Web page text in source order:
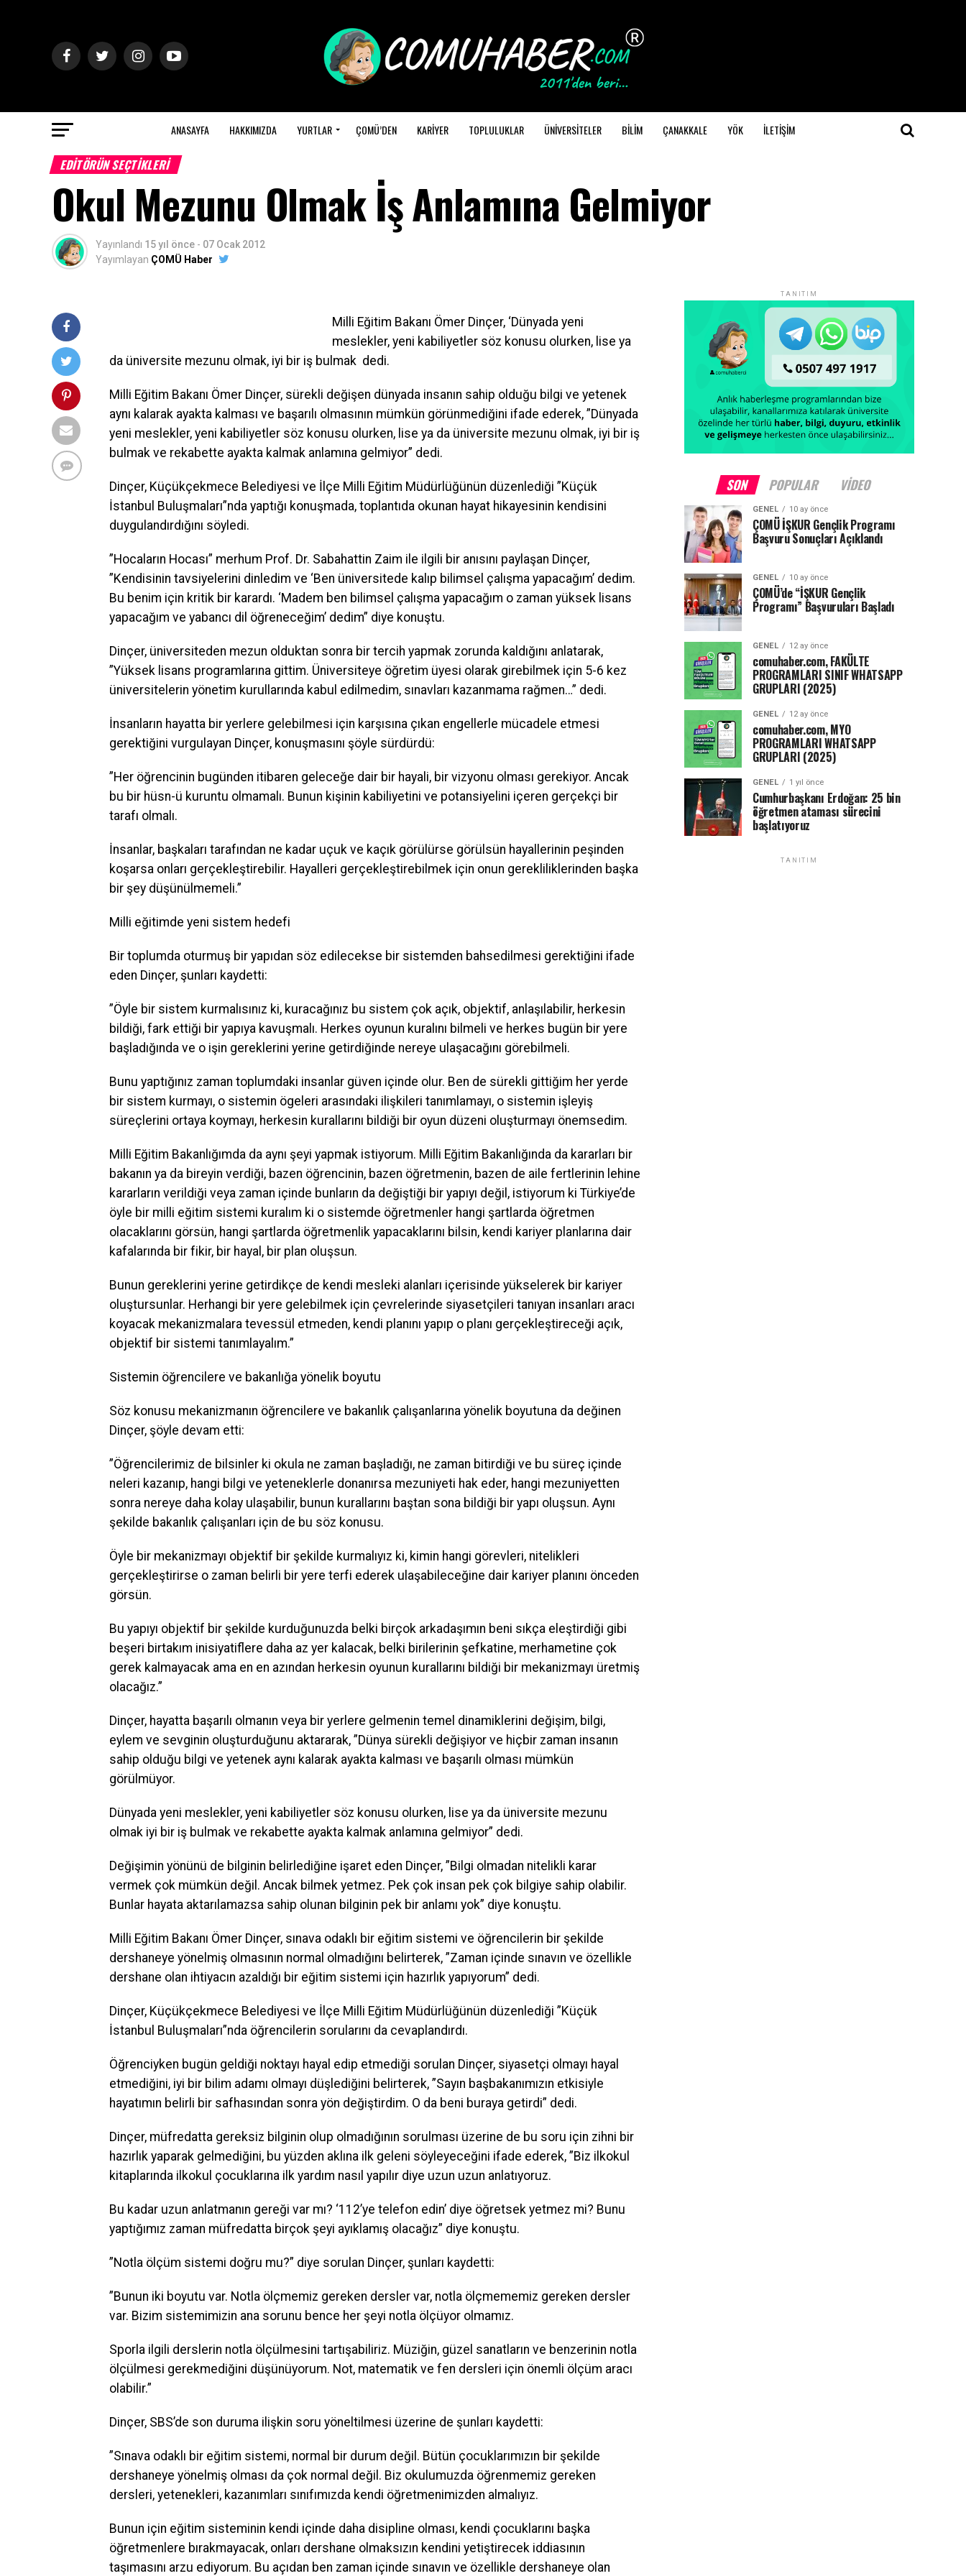
ANASAYFA HAKKIMIZDA YURTLAR ÇOMÜ’DEN KARİYER TOPLULUKLAR ÜNİVERSİTELER BİLİM ÇANAKKALE YÖK İLETİŞİM
EDITÖRÜN SEÇTIKLERI
Okul Mezunu Olmak İş Anlamına Gelmiyor
Yayınlandı 15 yıl önce - 07 Ocak 2012
Yayımlayan ÇOMÜ Haber
Milli Eğitim Bakanı Ömer Dinçer, ‘Dünyada yeni
meslekler, yeni kabiliyetler söz konusu olurken, lise ya
da üniversite mezunu olmak, iyi bir iş bulmak dedi.
Milli Eğitim Bakanı Ömer Dinçer, sürekli değişen dünyada insanın sahip olduğu bilgi ve yetenek
aynı kalarak ayakta kalması ve başarılı olmasının mümkün görünmediğini ifade ederek, ”Dünyada
yeni meslekler, yeni kabiliyetler söz konusu olurken, lise ya da üniversite mezunu olmak, iyi bir iş
bulmak ve rekabette ayakta kalmak anlamına gelmiyor” dedi.
Dinçer, Küçükçekmece Belediyesi ve İlçe Milli Eğitim Müdürlüğünün düzenlediği ”Küçük
İstanbul Buluşmaları”nda yaptığı konuşmada, toplantıda okunan hayat hikayesinin kendisini
duygulandırdığını söyledi.
”Hocaların Hocası” merhum Prof. Dr. Sabahattin Zaim ile ilgili bir anısını paylaşan Dinçer,
”Kendisinin tavsiyelerini dinledim ve ‘Ben üniversitede kalıp bilimsel çalışma yapacağım’ dedim.
Bu benim için kritik bir karardı. ‘Madem ben bilimsel çalışma yapacağım o zaman yüksek lisans
yapacağım ve yabancı dil öğreneceğim’ dedim” diye konuştu.
Dinçer, üniversiteden mezun olduktan sonra bir tercih yapmak zorunda kaldığını anlatarak,
”Yüksek lisans programlarına gittim. Üniversiteye öğretim üyesi olarak girebilmek için 5-6 kez
üniversitelerin yönetim kurullarında kabul edilmedim, sınavları kazanmama rağmen…” dedi.
İnsanların hayatta bir yerlere gelebilmesi için karşısına çıkan engellerle mücadele etmesi
gerektiğini vurgulayan Dinçer, konuşmasını şöyle sürdürdü:
”Her öğrencinin bugünden itibaren geleceğe dair bir hayali, bir vizyonu olması gerekiyor. Ancak
bu bir hüsn-ü kuruntu olmamalı. Bunun kişinin kabiliyetini ve potansiyelini içeren gerçekçi bir
tarafı olmalı.
İnsanlar, başkaları tarafından ne kadar uçuk ve kaçık görülürse görülsün hayallerinin peşinden
koşarsa onları gerçekleştirebilir. Hayalleri gerçekleştirebilmek için onun gerekliliklerinden başka
bir şey düşünülmemeli.”
Milli eğitimde yeni sistem hedefi
Bir toplumda oturmuş bir yapıdan söz edilecekse bir sistemden bahsedilmesi gerektiğini ifade
eden Dinçer, şunları kaydetti:
”Öyle bir sistem kurmalısınız ki, kuracağınız bu sistem çok açık, objektif, anlaşılabilir, herkesin
bildiği, fark ettiği bir yapıya kavuşmalı. Herkes oyunun kuralını bilmeli ve herkes bugün bir yere
başladığında ve o işin gereklerini yerine getirdiğinde nereye ulaşacağını görebilmeli.
Bunu yaptığınız zaman toplumdaki insanlar güven içinde olur. Ben de sürekli gittiğim her yerde
bir sistem kurmayı, o sistemin ögeleri arasındaki ilişkileri tanımlamayı, o sistemin işleyiş
süreçlerini ortaya koymayı, herkesin kurallarını bildiği bir oyun düzeni oluşturmayı önemsedim.
Milli Eğitim Bakanlığımda da aynı şeyi yapmak istiyorum. Milli Eğitim Bakanlığında da kararları bir
bakanın ya da bireyin verdiği, bazen öğrencinin, bazen öğretmenin, bazen de aile fertlerinin lehine
kararların verildiği veya zaman içinde bunların da değiştiği bir yapıyı değil, istiyorum ki Türkiye’de
öyle bir milli eğitim sistemi kuralım ki o sistemde öğretmenler hangi şartlarda öğretmen
olacaklarını görsün, hangi şartlarda öğretmenlik yapacaklarını bilsin, kendi kariyer planlarına dair
kafalarında bir fikir, bir hayal, bir plan oluşsun.
Bunun gereklerini yerine getirdikçe de kendi mesleki alanları içerisinde yükselerek bir kariyer
oluştursunlar. Herhangi bir yere gelebilmek için çevrelerinde siyasetçileri tanıyan insanları aracı
koyacak mekanizmalara tevessül etmeden, kendi planını yapıp o planı gerçekleştireceği açık,
objektif bir sistemi tanımlayalım.”
Sistemin öğrencilere ve bakanlığa yönelik boyutu
Söz konusu mekanizmanın öğrencilere ve bakanlık çalışanlarına yönelik boyutuna da değinen
Dinçer, şöyle devam etti:
”Öğrencilerimiz de bilsinler ki okula ne zaman başladığı, ne zaman bitirdiği ve bu süreç içinde
neleri kazanıp, hangi bilgi ve yeteneklerle donanırsa mezuniyeti hak eder, hangi mezuniyetten
sonra nereye daha kolay ulaşabilir, bunun kurallarını baştan sona bildiği bir yapı oluşsun. Aynı
şekilde bakanlık çalışanları için de bu söz konusu.
Öyle bir mekanizmayı objektif bir şekilde kurmalıyız ki, kimin hangi görevleri, nitelikleri
gerçekleştirirse o zaman belirli bir yere terfi ederek ulaşabileceğine dair kariyer planını önceden
görsün.
Bu yapıyı objektif bir şekilde kurduğunuzda belki birçok arkadaşımın beni sıkça eleştirdiği gibi
beşeri birtakım inisiyatiflere daha az yer kalacak, belki birilerinin şefkatine, merhametine çok
gerek kalmayacak ama en en azından herkesin oyunun kurallarını bildiği bir mekanizmayı üretmiş
olacağız.”
Dinçer, hayatta başarılı olmanın veya bir yerlere gelmenin temel dinamiklerini değişim, bilgi,
eylem ve sevginin oluşturduğunu aktararak, ”Dünya sürekli değişiyor ve hiçbir zaman insanın
sahip olduğu bilgi ve yetenek aynı kalarak ayakta kalması ve başarılı olması mümkün
görülmüyor.
Dünyada yeni meslekler, yeni kabiliyetler söz konusu olurken, lise ya da üniversite mezunu
olmak iyi bir iş bulmak ve rekabette ayakta kalmak anlamına gelmiyor” dedi.
Değişimin yönünü de bilginin belirlediğine işaret eden Dinçer, ”Bilgi olmadan nitelikli karar
vermek çok mümkün değil. Ancak bilmek yetmez. Pek çok insan pek çok bilgiye sahip olabilir.
Bunlar hayata aktarılamazsa sahip olunan bilginin pek bir anlamı yok” diye konuştu.
Milli Eğitim Bakanı Ömer Dinçer, sınava odaklı bir eğitim sistemi ve öğrencilerin bir şekilde
dershaneye yönelmiş olmasının normal olmadığını belirterek, ”Zaman içinde sınavın ve özellikle
dershane olan ihtiyacın azaldığı bir eğitim sistemi için hazırlık yapıyorum” dedi.
Dinçer, Küçükçekmece Belediyesi ve İlçe Milli Eğitim Müdürlüğünün düzenlediği ”Küçük
İstanbul Buluşmaları”nda öğrencilerin sorularını da cevaplandırdı.
Öğrenciyken bugün geldiği noktayı hayal edip etmediği sorulan Dinçer, siyasetçi olmayı hayal
etmediğini, iyi bir bilim adamı olmayı düşlediğini belirterek, ”Sayın başbakanımızın etkisiyle
hayatımın belirli bir safhasından sonra yön değiştirdim. O da beni buraya getirdi” dedi.
Dinçer, müfredatta gereksiz bilginin olup olmadığının sorulması üzerine de bu soru için zihni bir
hazırlık yaparak gelmediğini, bu yüzden aklına ilk geleni söyleyeceğini ifade ederek, ”Biz ilkokul
kitaplarında ilkokul çocuklarına ilk yardım nasıl yapılır diye uzun uzun anlatıyoruz.
Bu kadar uzun anlatmanın gereği var mı? ‘112’ye telefon edin’ diye öğretsek yetmez mi? Bunu
yaptığımız zaman müfredatta birçok şeyi ayıklamış olacağız” diye konuştu.
”Notla ölçüm sistemi doğru mu?” diye sorulan Dinçer, şunları kaydetti:
”Bunun iki boyutu var. Notla ölçmemiz gereken dersler var, notla ölçmememiz gereken dersler
var. Bizim sistemimizin ana sorunu bence her şeyi notla ölçüyor olmamız.
Sporla ilgili derslerin notla ölçülmesini tartışabiliriz. Müziğin, güzel sanatların ve benzerinin notla
ölçülmesi gerekmediğini düşünüyorum. Not, matematik ve fen dersleri için önemli ölçüm aracı
olabilir.”
Dinçer, SBS’de son duruma ilişkin soru yöneltilmesi üzerine de şunları kaydetti:
”Sınava odaklı bir eğitim sistemi, normal bir durum değil. Bütün çocuklarımızın bir şekilde
dershaneye yönelmiş olması da çok normal değil. Biz okulumuzda öğrenmemiz gereken
dersleri, yetenekleri, kazanımları sınıfımızda kendi öğretmenimizden almalıyız.
Bunun için eğitim sisteminin kendi içinde daha disipline olması, kendi çocuklarını başka
öğretmenlere bırakmayacak, onları dershane olmaksızın kendini yetiştirecek iddiasının
taşımasını arzu ediyorum. Bu açıdan ben zaman içinde sınavın ve özellikle dershaneye olan
TANITIM
SON POPULAR VIDEO
GENEL 10 ay önce
ÇOMÜ İŞKUR Gençlik Programı
Başvuru Sonuçları Açıklandı
GENEL 10 ay önce
ÇOMÜ’de “İŞKUR Gençlik
Programı” Başvuruları Başladı
GENEL 12 ay önce
comuhaber.com, FAKÜLTE
PROGRAMLARI SINIF WHATSAPP
GRUPLARI (2025)
GENEL 12 ay önce
comuhaber.com, MYO
PROGRAMLARI WHATSAPP
GRUPLARI (2025)
GENEL 1 yıl önce
Cumhurbaşkanı Erdoğan: 25 bin
öğretmen ataması sürecini
başlatıyoruz
TANITIM